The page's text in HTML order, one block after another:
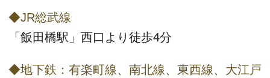
◆JR総武線
「飯田橋駅」西口より徒歩4分
◆地下鉄：有楽町線、南北線、東西線、大江戸